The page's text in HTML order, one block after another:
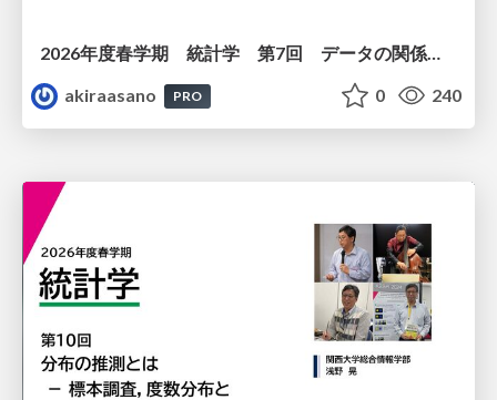
2026年度春学期 統計学 第7回 データの関係を知る（２）ー 回帰と決定係数 (2026. 5. 21)
akiraasano
PRO 0 240